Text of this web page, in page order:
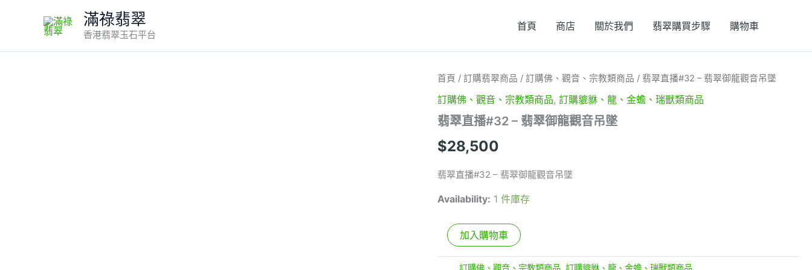
滿祿翡翠
香港翡翠玉石平台
首頁 商店 關於我們 翡翠購買步驟 購物車
首頁 /訂購翡翠商品 /訂購佛、觀音、宗教類商品 / 翡翠直播#32 – 翡翠御龍觀音吊墜
訂購佛、觀音、宗教類商品,訂購貔貅、龍、金蟾、瑞獸類商品
翡翠直播#32 – 翡翠御龍觀音吊墜
$28,500
翡翠直播#32 – 翡翠御龍觀音吊墜
Availability: 1 件庫存
翡
直
播
#32
翡
御
觀
量
加入購物車
分類:訂購佛、觀音、宗教類商品 ,訂購貔貅、龍、金蟾、瑞獸類商品